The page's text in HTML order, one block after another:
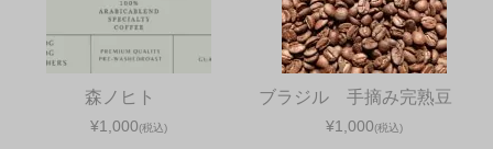
森ノヒト
¥1,000(税込)
ブラジル 手摘み完熟豆
¥1,000(税込)